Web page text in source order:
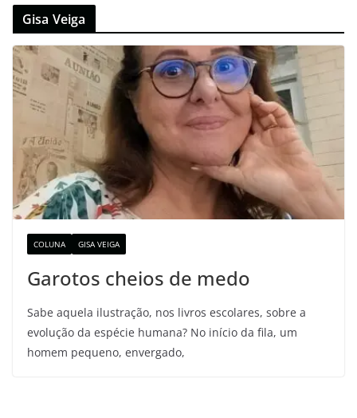
Gisa Veiga
COLUNA GISA VEIGA
Garotos cheios de medo
Sabe aquela ilustração, nos livros escolares, sobre a
evolução da espécie humana? No início da fila, um
homem pequeno, envergado,